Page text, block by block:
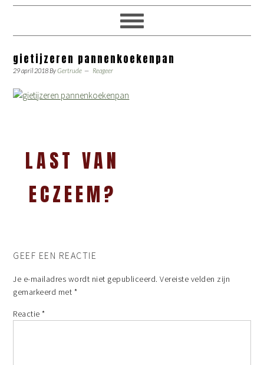
gietijzeren pannenkoekenpan
29 april 2018ByGertrude Reageer
LAST VAN
ECZEEM?
GEEF EEN REACTIE
Je e-mailadres wordt niet gepubliceerd. Vereiste velden zijn
gemarkeerd met *
Reactie*